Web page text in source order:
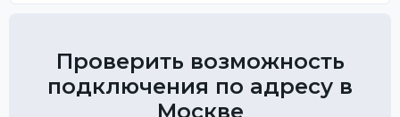
Проверить возможность
подключения по адресу в
Москве